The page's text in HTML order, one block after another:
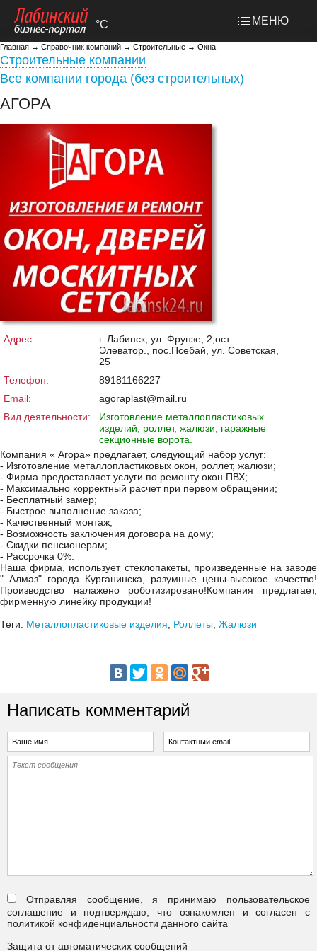
°C МЕНЮ
Главная → Справочник компаний → Строительные → Окна
Строительные компании
Все компании города (без строительных)
АГОРА
Адрес:
г. Лабинск, ул. Фрунзе, 2,ост.
Элеватор., пос.Псебай, ул. Советская,
25
Телефон:
89181166227
Email:
agoraplast@mail.ru
Вид деятельности:
Изготовление металлопластиковых
изделий, роллет, жалюзи, гаражные
секционные ворота.
Компания « Агора» предлагает, следующий набор услуг:
- Изготовление металлопластиковых окон, роллет, жалюзи;
- Фирма предоставляет услуги по ремонту окон ПВХ;
- Максимально корректный расчет при первом обращении;
- Бесплатный замер;
- Быстрое выполнение заказа;
- Качественный монтаж;
- Возможность заключения договора на дому;
- Скидки пенсионерам;
- Рассрочка 0%.
Наша фирма, использует стеклопакеты, произведенные на заводе
" Алмаз" города Курганинска, разумные цены-высокое качество!
Производство налажено роботизировано!Компания предлагает,
фирменную линейку продукции!
Теги: Металлопластиковые изделия Роллеты Жалюзи
Написать комментарий
Отправляя сообщение, я принимаю пользовательское
соглашение и подтверждаю, что ознакомлен и согласен с
политикой конфиденциальности данного сайта
Защита от автоматических сообщений